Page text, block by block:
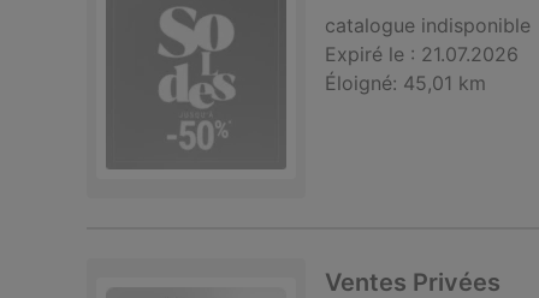
catalogue indisponible
Expiré le : 21.07.2026
Éloigné: 45,01 km
Ventes Privées